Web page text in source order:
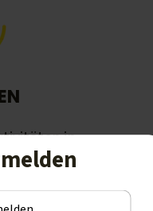
in
inklusive